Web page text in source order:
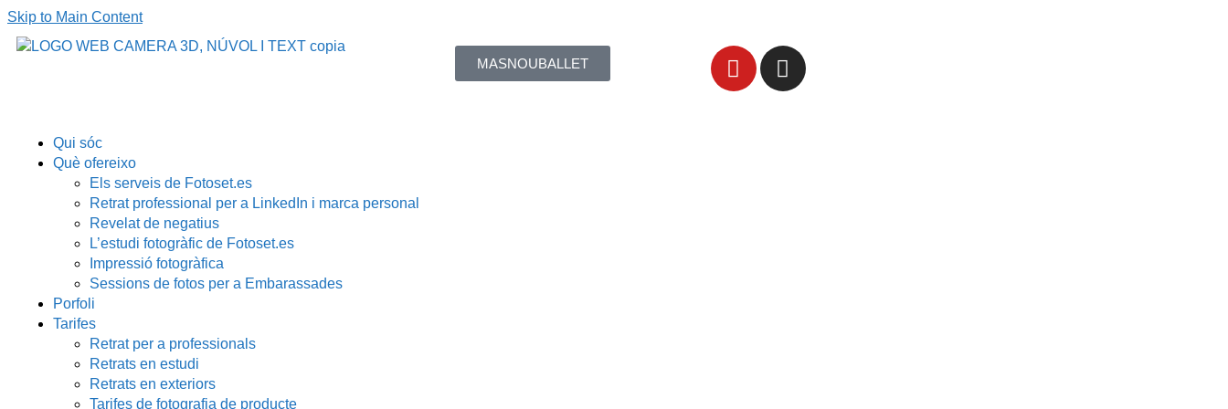
Skip to Main Content
MASNOUBALLET
Qui sóc
Què ofereixo
Els serveis de Fotoset.es
Retrat professional per a LinkedIn i marca personal
Revelat de negatius
L’estudi fotogràfic de Fotoset.es
Impressió fotogràfica
Sessions de fotos per a Embarassades
Porfoli
Tarifes
Retrat per a professionals
Retrats en estudi
Retrats en exteriors
Tarifes de fotografia de producte